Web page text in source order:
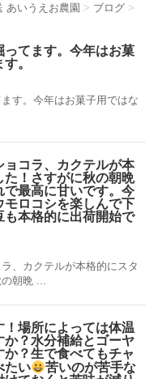
あいうえお農園 > ブログ >
てます。今年はお菓
。
す。今年はお菓子用ではな
コラ、カクテルが本
！さすがに秋の朝晩
最高に甘いです。今
モロコシを楽しんで下
も本格的に出荷開始で
、カクテルが本格的にスタ
朝晩 ...
場所によっては体温
か？水分補給とゴーヤ
？生で食べてもチャ
たい
苦いのが苦手な